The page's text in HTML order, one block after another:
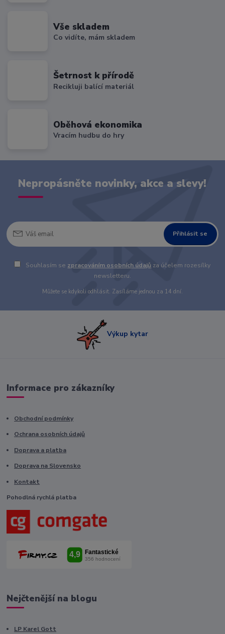
Vše skladem
Co vidíte, mám skladem
Šetrnost k přírodě
Recikluji balící materiál
Oběhová ekonomika
Vracím hudbu do hry
Nepropásněte novinky, akce a slevy!
Přihlásit se
Souhlasím se zpracováním osobních údajů za účelem rozesílky
newsletteru.
Můžete se kdykoli odhlásit. Zasíláme jednou za 14 dní.
Výkup kytar
Informace pro zákazníky
Obchodní podmínky
Ochrana osobních údajů
Doprava a platba
Doprava na Slovensko
Kontakt
Pohodlná rychlá platba
Nejčtenější na blogu
LP Karel Gott